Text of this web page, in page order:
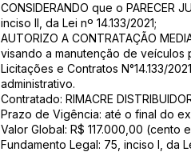
CONSIDERANDO que o PARECER
inciso II, da Lei nº 14.133/2021;
AUTORIZO A CONTRATAÇÃO
visando a manutenção de veículos
Licitações e Contratos N°14.133/
administrativo.
Contratado: RIMACRE
Prazo de Vigência: até o final do
Valor Global: R$ 117.000,00 (cento
Fundamento Legal: 75, inciso I, da